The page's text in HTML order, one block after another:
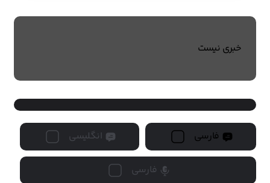
خبری نیست
فارسی انگلیسی
فارسی